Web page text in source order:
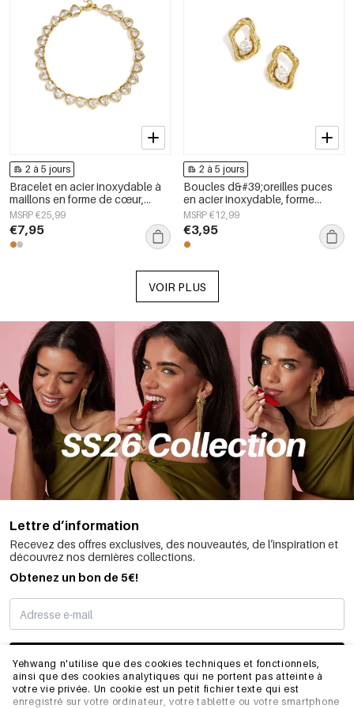
Yehwang n'utilise que des cookies techniques et fonctionnels,
ainsi que des cookies analytiques qui ne portent pas atteinte à
votre vie privée. Un cookie est un petit fichier texte qui est
enregistré sur votre ordinateur, votre tablette ou votre smartphone
2 à 5 jours
Bracelet en acier inoxydable à
maillons en forme de cœur,
collection Daily Simple, bijoux
pour femmes
MSRP €25,99
€7,95
2 à 5 jours
Boucles d&#39;oreilles puces
en acier inoxydable, forme
géométrique, collection simple
pour le quotidien, bijoux pour
femmes
MSRP €12,99
€3,95
VOIR PLUS
Lettre d’information
Recevez des offres exclusives, des nouveautés, de l’inspiration et
découvrez nos dernières collections.
Obtenez un bon de 5€!
JE M’INSCRIS